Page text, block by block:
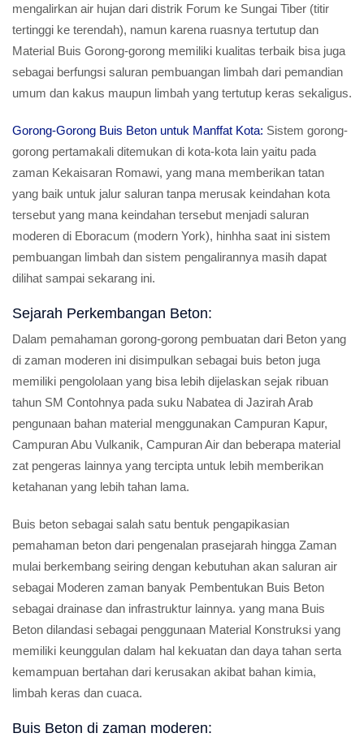
mengalirkan air hujan dari distrik Forum ke Sungai Tiber (titir
tertinggi ke terendah), namun karena ruasnya tertutup dan
Material Buis Gorong-gorong memiliki kualitas terbaik bisa juga
sebagai berfungsi saluran pembuangan limbah dari pemandian
umum dan kakus maupun limbah yang tertutup keras sekaligus.
Gorong-Gorong Buis Beton untuk Manffat Kota: Sistem gorong-
gorong pertamakali ditemukan di kota-kota lain yaitu pada
zaman Kekaisaran Romawi, yang mana memberikan tatan
yang baik untuk jalur saluran tanpa merusak keindahan kota
tersebut yang mana keindahan tersebut menjadi saluran
moderen di Eboracum (modern York), hinhha saat ini sistem
pembuangan limbah dan sistem pengalirannya masih dapat
dilihat sampai sekarang ini.
Sejarah Perkembangan Beton:
Dalam pemahaman gorong-gorong pembuatan dari Beton yang
di zaman moderen ini disimpulkan sebagai buis beton juga
memiliki pengololaan yang bisa lebih dijelaskan sejak ribuan
tahun SM Contohnya pada suku Nabatea di Jazirah Arab
pengunaan bahan material menggunakan Campuran Kapur,
Campuran Abu Vulkanik, Campuran Air dan beberapa material
zat pengeras lainnya yang tercipta untuk lebih memberikan
ketahanan yang lebih tahan lama.
Buis beton sebagai salah satu bentuk pengapikasian
pemahaman beton dari pengenalan prasejarah hingga Zaman
mulai berkembang seiring dengan kebutuhan akan saluran air
sebagai Moderen zaman banyak Pembentukan Buis Beton
sebagai drainase dan infrastruktur lainnya. yang mana Buis
Beton dilandasi sebagai penggunaan Material Konstruksi yang
memiliki keunggulan dalam hal kekuatan dan daya tahan serta
kemampuan bertahan dari kerusakan akibat bahan kimia,
limbah keras dan cuaca.
Buis Beton di zaman moderen: